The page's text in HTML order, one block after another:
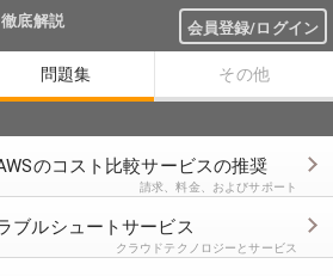
底解説 会員登録/ログイン
問題集 その他
のコスト比較サービスの推奨
請求、料金、およびサポート
ブルシュートサービス
クラウドテクノロジーとサービス